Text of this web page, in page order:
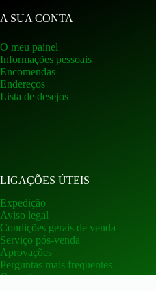
A SUA CONTA
O meu painel
Informações pessoais
Encomendas
Endereços
Lista de desejos
LIGAÇÕES ÚTEIS
Expedição
Aviso legal
Condições gerais de venda
Serviço pós-venda
Aprovações
Perguntas mais frequentes
Garantia